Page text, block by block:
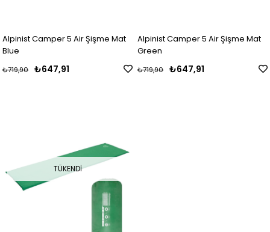
Alpinist Camper 5 Air Şişme Mat
Blue
₺647,91
₺719,90
Alpinist Camper 5 Air Şişme Mat
Green
₺647,91
₺719,90
TÜKENDI